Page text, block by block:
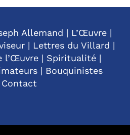
Allemand | L’Œuvre|
| Lettres du Villard |
l’Œuvre| Spiritualité|
| Bouquinistes
Contact